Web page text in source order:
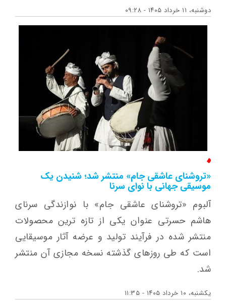
دوشنبه، ۱۱ خرداد ۱۴۰۵ - ۰۹:۲۸
«تروشنای عاشقی جام» منتشر شد؛ شنیدن یک
موسیقی جهانی با نوای سرنا
آلبوم «تروشنای عاشقی جام» با نوازندگی سرنای
هاشم حسرتی عنوان یکی از تازه ترین محصولات
منتشر شده در فرآیند تولید و عرضه آثار موسیقایی
است که طی روزهای گذشته نسخه مجازی آن منتشر
شد.
یکشنبه، ۱۰ خرداد ۱۴۰۵ - ۱۱:۳۵